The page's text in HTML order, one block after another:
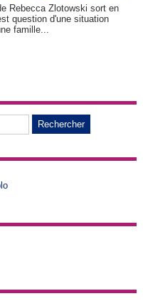
Rebecca Zlotowski sort en
question d'une situation
famille...